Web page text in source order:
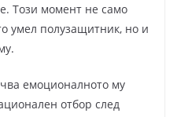
Този момент не само
умел полузащитник, но и
емоционалното му
отбор след